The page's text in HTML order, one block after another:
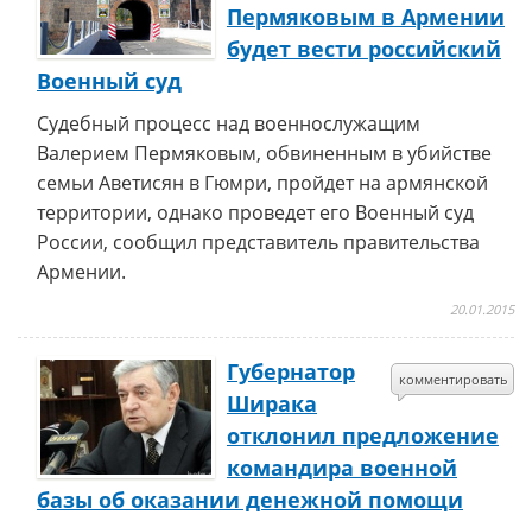
Пермяковым в Армении
будет вести российский
Военный суд
Судебный процесс над военнослужащим
Валерием Пермяковым, обвиненным в убийстве
семьи Аветисян в Гюмри, пройдет на армянской
территории, однако проведет его Военный суд
России, сообщил представитель правительства
Армении.
20.01.2015
комментировать
Губернатор
Ширака
отклонил предложение
командира военной
базы об оказании денежной помощи